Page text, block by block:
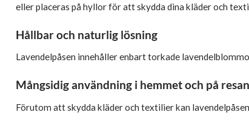
eller placeras på hyllor för att skydda dina kläder och
Hållbar och naturlig lösning
Lavendelpåsen innehåller enbart torkade
Mångsidig användning i hemmet och på resan
Förutom att skydda kläder och textilier kan